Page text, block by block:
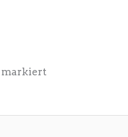
markiert